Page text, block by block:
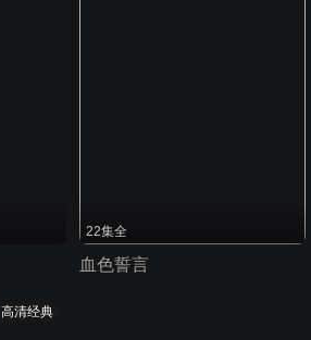
22集全
血色誓言
高清经典